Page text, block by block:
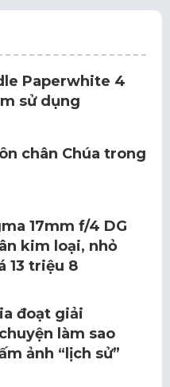
Paperwhite 4
sử dụng
chân Chúa trong
17mm f/4 DG
kim loại, nhỏ
13 triệu 8
đoạt giải
làm sao
ảnh “lịch sử”